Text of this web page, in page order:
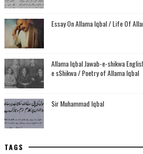
Essay On Allama Iqbal / Life Of
Allama Iqbal Jawab-e-shikwa
e sShikwa / Poetry of Allama Iqbal
Sir Muhammad Iqbal
TAGS